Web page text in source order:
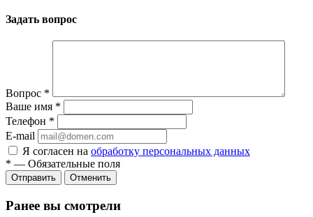
Задать вопрос
Вопрос *
Ваше имя *
Телефон *
E-mail
Я согласен на обработку персональных данных
* — Обязательные поля
Отменить
Ранее вы смотрели